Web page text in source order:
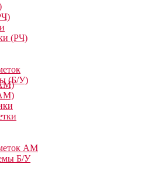
(РЧ)
(Б/У)
АМ
Б/У